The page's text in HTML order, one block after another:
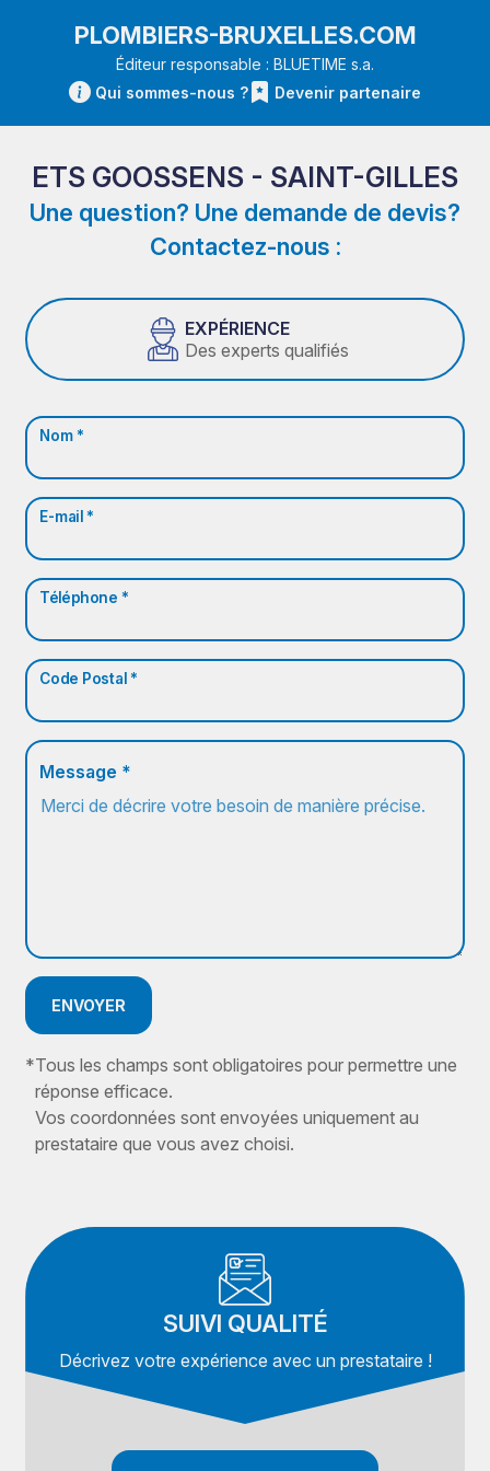
PLOMBIERS-BRUXELLES.COM
Éditeur responsable : BLUETIME s.a.
Qui sommes-nous ?
Devenir partenaire
ETS GOOSSENS - SAINT-GILLES
Une question? Une demande de devis?
Contactez-nous :
EXPÉRIENCE
Des experts qualifiés
Nom *
E-mail *
Téléphone *
Code Postal *
Message *
ENVOYER
*Tous les champs sont obligatoires pour permettre une
réponse efficace.
Vos coordonnées sont envoyées uniquement au
prestataire que vous avez choisi.
SUIVI QUALITÉ
Décrivez votre expérience avec un prestataire !